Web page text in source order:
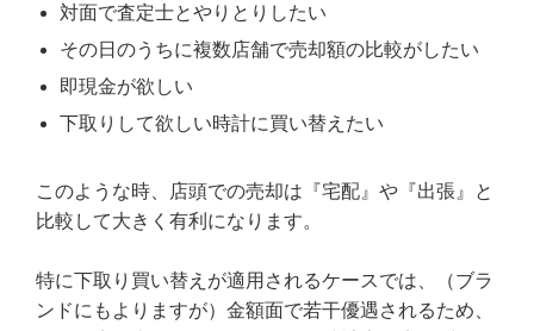
対面で査定士とやりとりしたい
その日のうちに複数店舗で売却額の比較がしたい
即現金が欲しい
下取りして欲しい時計に買い替えたい
このような時、店頭での売却は『宅配』や『出張』と
比較して大きく有利になります。
特に下取り買い替えが適用されるケースでは、（ブラ
ンドにもよりますが）金額面で若干優遇されるため、